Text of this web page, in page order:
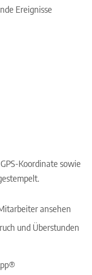
Ereignisse
Koordinate sowie
ansehen
und Überstunden